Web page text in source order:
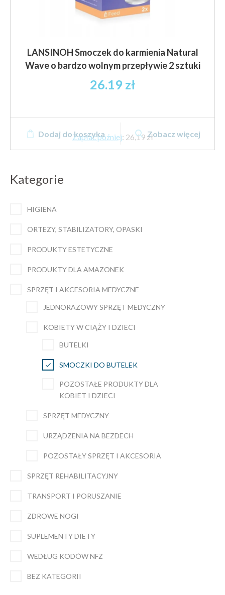
Kategorie
HIGIENA
ORTEZY, STABILIZATORY, OPASKI
PRODUKTY ESTETYCZNE
PRODUKTY DLA AMAZONEK
SPRZĘT I AKCESORIA MEDYCZNE
JEDNORAZOWY SPRZĘT MEDYCZNY
KOBIETY W CIĄŻY I DZIECI
BUTELKI
SMOCZKI DO BUTELEK
POZOSTAŁE PRODUKTY DLA
KOBIET I DZIECI
SPRZĘT MEDYCZNY
URZĄDZENIA NA BEZDECH
POZOSTAŁY SPRZĘT I AKCESORIA
SPRZĘT REHABILITACYJNY
TRANSPORT I PORUSZANIE
ZDROWE NOGI
SUPLEMENTY DIETY
WEDŁUG KODÓW NFZ
BEZ KATEGORII
LANSINOH Smoczek do karmienia Natural
Wave o bardzo wolnym przepływie 2 sztuki
26.19 zł
Zapłać później: 26,19 zł
Dodaj do koszyka Zobacz więcej